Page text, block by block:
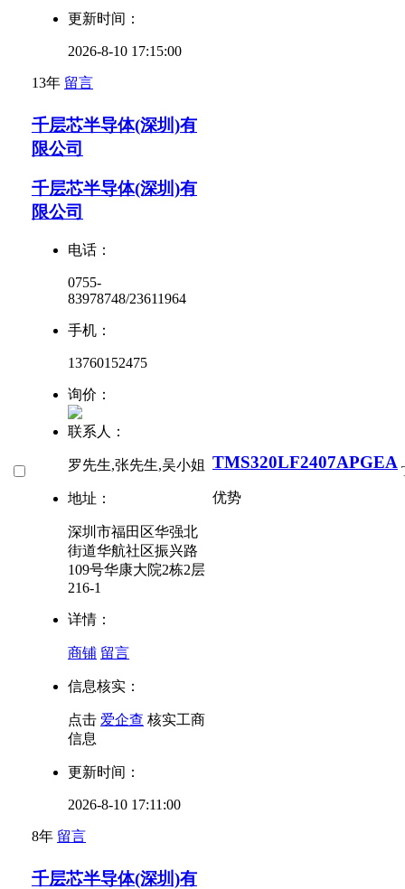
更新时间：
2026-8-10 17:15:00
13年 留言
千层芯半导体(深圳)有
限公司
千层芯半导体(深圳)有
限公司
电话：
0755-
83978748/23611964
手机：
13760152475
询价：
联系人：
罗先生,张先生,吴小姐
地址：
深圳市福田区华强北
街道华航社区振兴路
109号华康大院2栋2层
216-1
详情：
商铺 留言
信息核实：
点击 爱企查 核实工商
信息
更新时间：
2026-8-10 17:11:00
8年 留言
TMS320LF2407APGEA
优势
千层芯半导体(深圳)有